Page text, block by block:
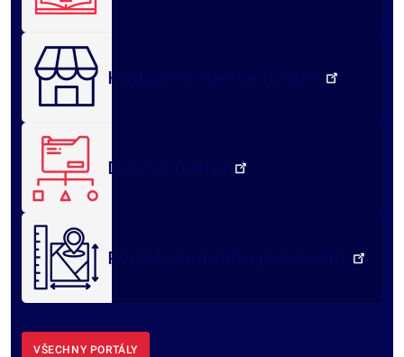
Královéhradecké tržiště
Datový portál
Portál územního plánování
VŠECHNY PORTÁLY